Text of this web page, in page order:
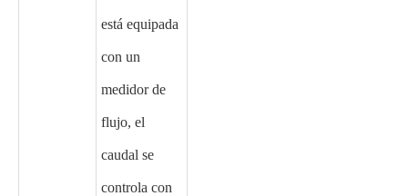
está equipada
con un
medidor de
flujo, el
caudal se
controla con